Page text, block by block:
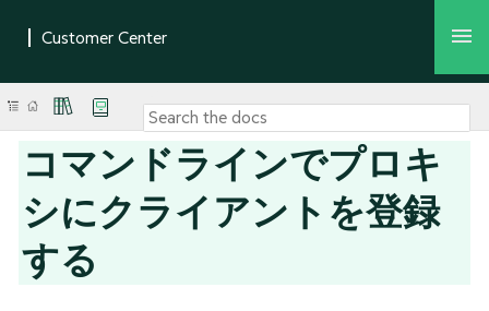
コマンドラインでプロキ
シにクライアントを登録
する